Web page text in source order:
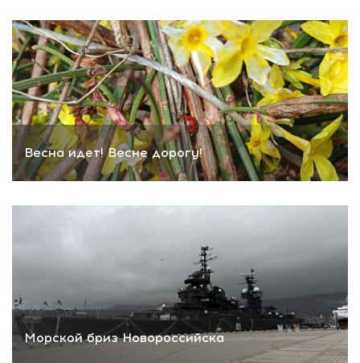
Весна идет! Весне дорогу!
Морской бриз Новороссийска